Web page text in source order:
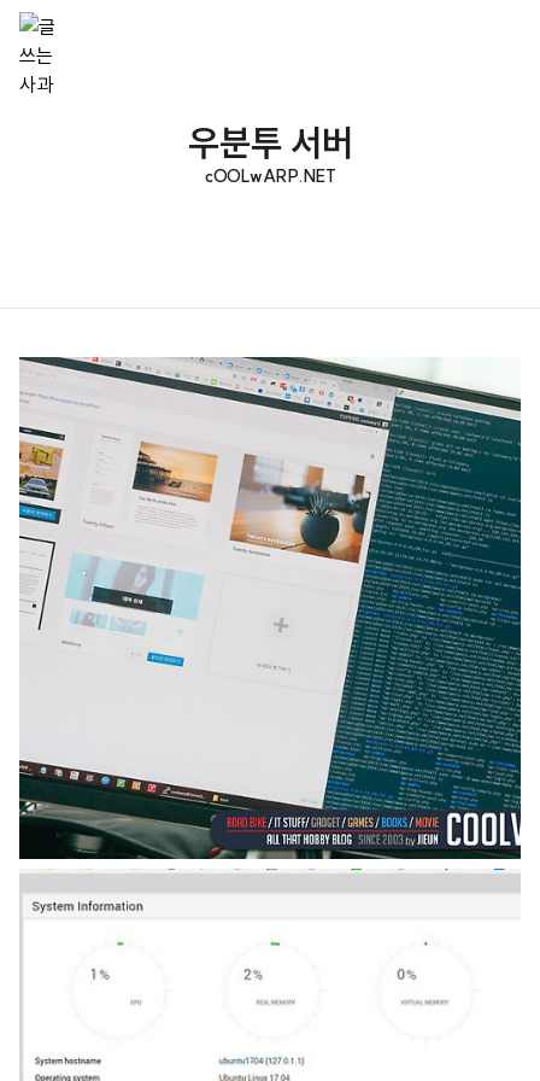
우분투 서버
cOOLwARP.NET